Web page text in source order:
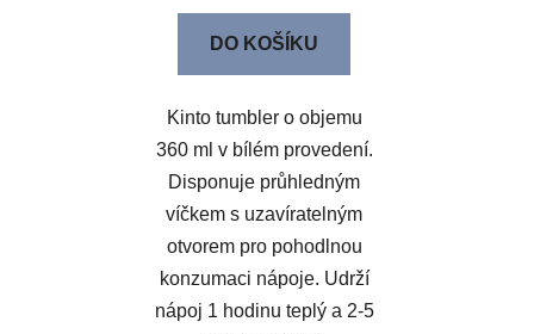
DO KOŠÍKU
Kinto tumbler o objemu
360 ml v bílém provedení.
Disponuje průhledným
víčkem s uzavíratelným
otvorem pro pohodlnou
konzumaci nápoje. Udrží
nápoj 1 hodinu teplý a 2-5